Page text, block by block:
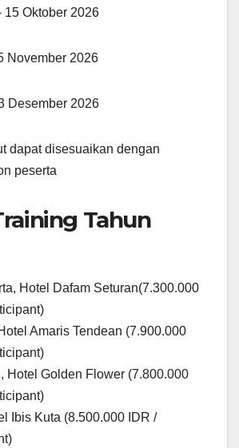
15 Oktober 2026
November 2026
Desember 2026
dapat disesuaikan dengan
peserta
Tahun
Hotel Dafam Seturan(7.300.000
Amaris Tendean (7.900.000
Hotel Golden Flower (7.800.000
Ibis Kuta (8.500.000 IDR /